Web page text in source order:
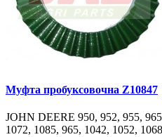
Муфта пробуксовочна Z10847
JOHN DEERE 950, 952, 955,
1072, 1085, 965, 1042, 1052,